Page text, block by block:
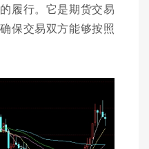
履行。它是期货交易
保交易双方能够按照